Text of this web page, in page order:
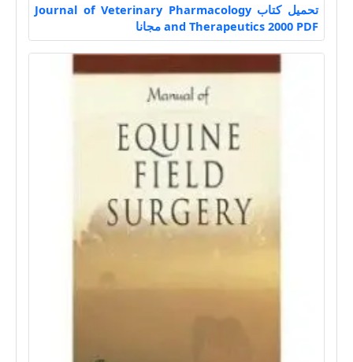
تحميل كتاب Journal of Veterinary Pharmacology
and Therapeutics 2000 PDF مجانا